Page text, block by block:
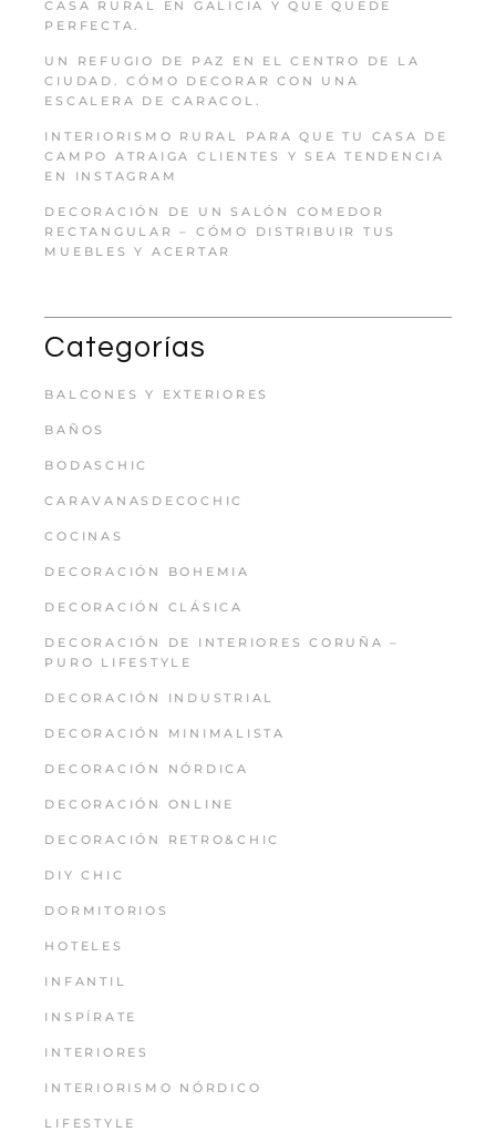
CASA RURAL EN GALICIA Y QUE QUEDE
PERFECTA.
UN REFUGIO DE PAZ EN EL CENTRO DE LA
CIUDAD. CÓMO DECORAR CON UNA
ESCALERA DE CARACOL.
INTERIORISMO RURAL PARA QUE TU CASA DE
CAMPO ATRAIGA CLIENTES Y SEA TENDENCIA
EN INSTAGRAM
DECORACIÓN DE UN SALÓN COMEDOR
RECTANGULAR – CÓMO DISTRIBUIR TUS
MUEBLES Y ACERTAR
Categorías
BALCONES Y EXTERIORES
BAÑOS
BODASCHIC
CARAVANASDECOCHIC
COCINAS
DECORACIÓN BOHEMIA
DECORACIÓN CLÁSICA
DECORACIÓN DE INTERIORES CORUÑA –
PURO LIFESTYLE
DECORACIÓN INDUSTRIAL
DECORACIÓN MINIMALISTA
DECORACIÓN NÓRDICA
DECORACIÓN ONLINE
DECORACIÓN RETRO&CHIC
DIY CHIC
DORMITORIOS
HOTELES
INFANTIL
INSPÍRATE
INTERIORES
INTERIORISMO NÓRDICO
LIFESTYLE